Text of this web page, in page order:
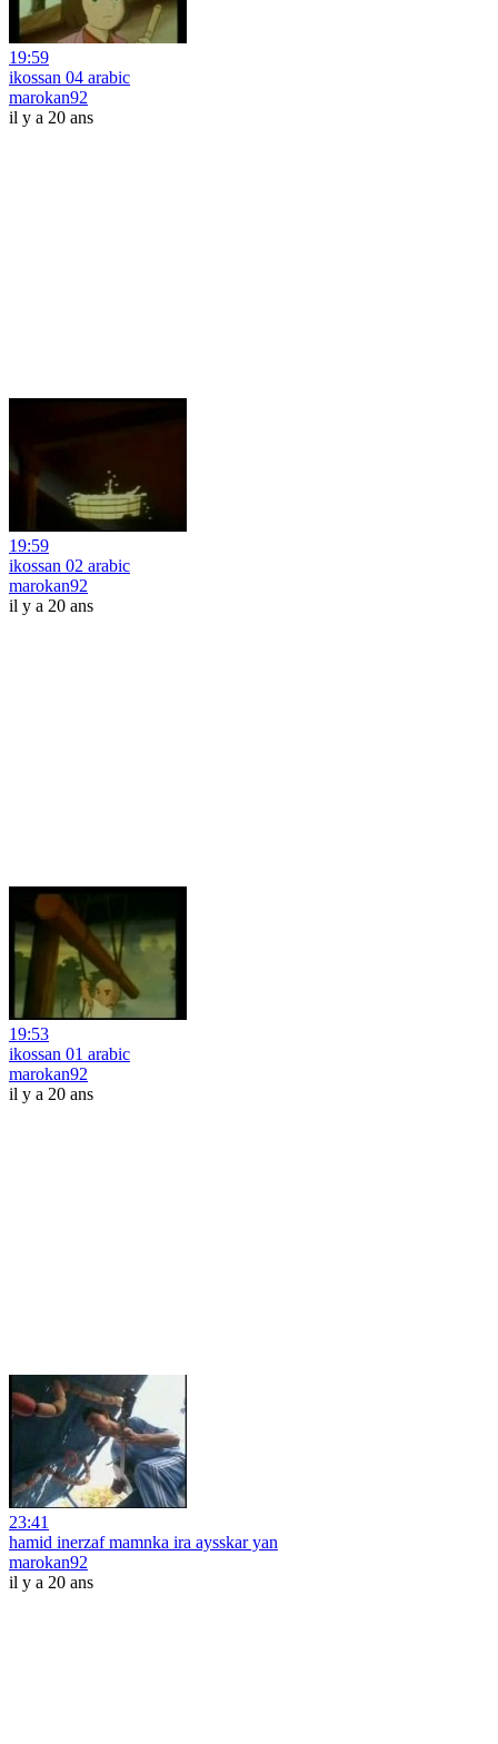
19:59
ikossan 04 arabic
marokan92
il y a 20 ans
19:59
ikossan 02 arabic
marokan92
il y a 20 ans
19:53
ikossan 01 arabic
marokan92
il y a 20 ans
23:41
hamid inerzaf mamnka ira aysskar yan
marokan92
il y a 20 ans